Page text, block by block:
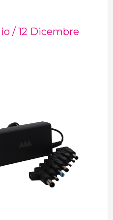
/ 12 Dicembre